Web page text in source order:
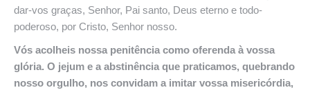
dar-vos graças, Senhor, Pai santo, Deus eterno e todo-
poderoso, por Cristo, Senhor nosso.
Vós acolheis nossa penitência como oferenda à vossa
glória. O jejum e a abstinência que praticamos, quebrando
nosso orgulho, nos convidam a imitar vossa misericórdia,